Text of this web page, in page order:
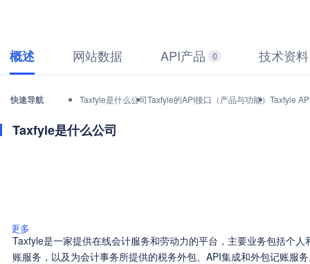
概述 网站数据 API产品 0 技术资料
快速导航 Taxfyle是什么公司Taxfyle的API接口（产品与功能） Taxfyle
Taxfyle是什么公司
更多
Taxfyle是一家提供在线会计服务和劳动力的平台，主要业务包括个
账服务，以及为会计事务所提供的税务外包、API集成和外包记账服